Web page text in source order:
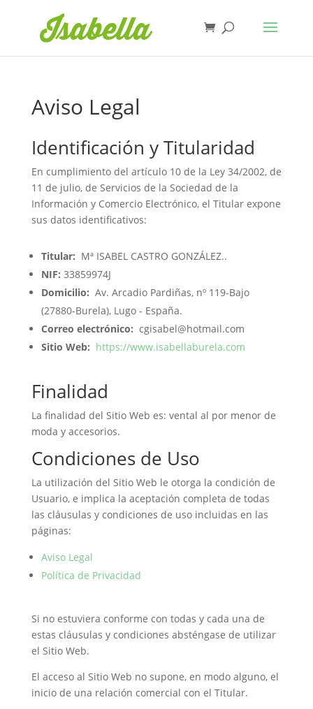
Aviso Legal
Identificación y Titularidad
En cumplimiento del artículo 10 de la Ley 34/2002, de
11 de julio, de Servicios de la Sociedad de la
Información y Comercio Electrónico, el Titular expone
sus datos identificativos:
Titular: Mª ISABEL CASTRO GONZÁLEZ..
NIF: 33859974J
Domicilio: Av. Arcadio Pardiñas, nº 119-Bajo
(27880-Burela), Lugo - España.
Correo electrónico: cgisabel@hotmail.com
Sitio Web: https://www.isabellaburela.com
Finalidad
La finalidad del Sitio Web es: vental al por menor de
moda y accesorios.
Condiciones de Uso
La utilización del Sitio Web le otorga la condición de
Usuario, e implica la aceptación completa de todas
las cláusulas y condiciones de uso incluidas en las
páginas:
Aviso Legal
Política de Privacidad
Si no estuviera conforme con todas y cada una de
estas cláusulas y condiciones absténgase de utilizar
el Sitio Web.
El acceso al Sitio Web no supone, en modo alguno, el
inicio de una relación comercial con el Titular.